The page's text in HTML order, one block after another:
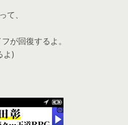
て、
が回復するよ。
よ)